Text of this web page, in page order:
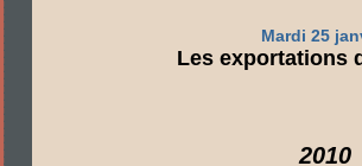
Mardi 25
Les exportations
2010